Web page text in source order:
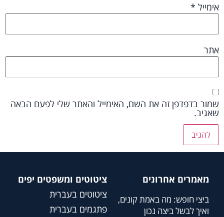
אימייל *
אתר
שמור בדפדפן זה את השם, האימייל והאתר שלי לפעם הבאה
שאגיב.
מאמרים אחרונים
ביצי חופש: מה באמת קונים,
ואיך לבשל ביצה נכון
ציטוטים ומשפטים יפים
ציטוטים בעברית
פתגמים בעברית